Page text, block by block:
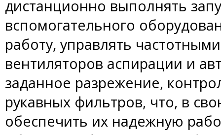
дистанционно выполнять
вспомогательного
работу, управлять
вентиляторов аспирации и
заданное разрежение,
рукавных фильтров, что, в
обеспечить их надежную